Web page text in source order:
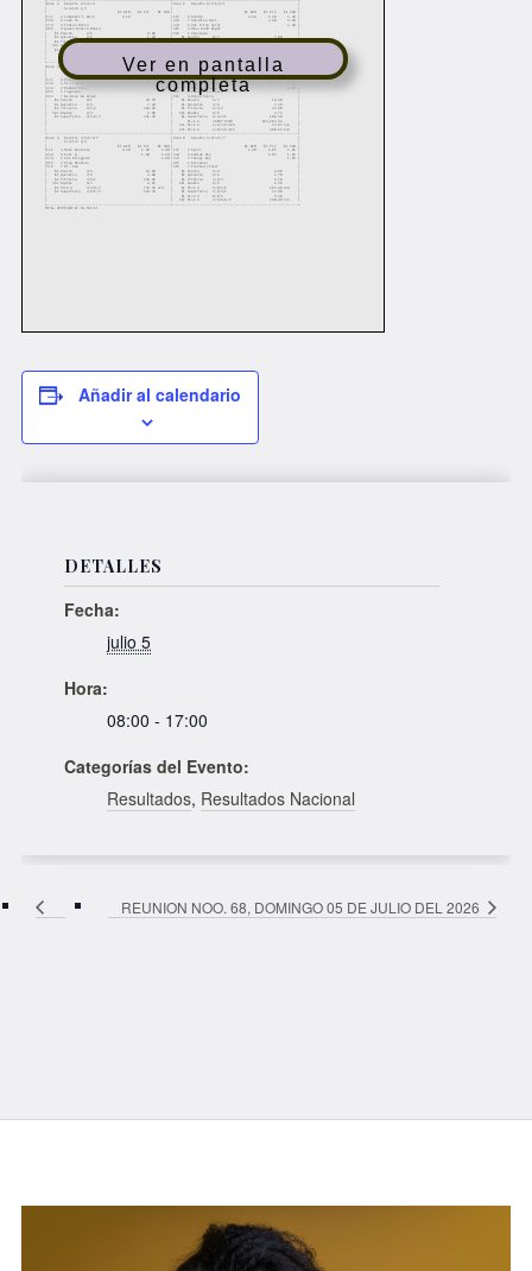
Ver en pantalla
completa
Añadir al calendario
DETALLES
Fecha:
julio 5
Hora:
08:00 - 17:00
Categorías del Evento:
Resultados, Resultados Nacional
REUNION NOO. 68, DOMINGO 05 DE JULIO DEL 2026